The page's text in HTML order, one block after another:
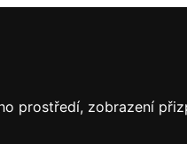
prostředí, zobrazení